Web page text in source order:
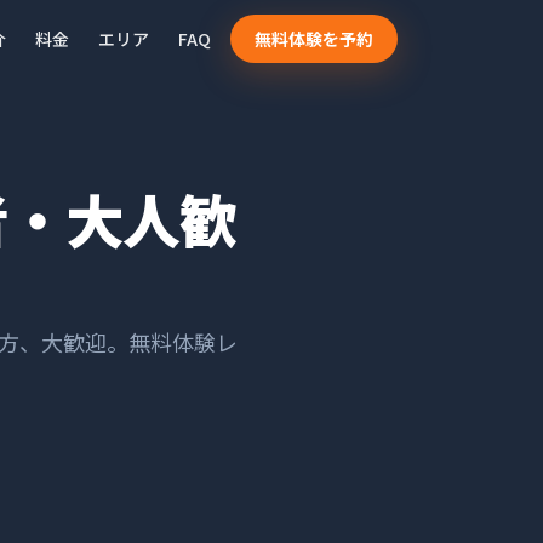
料金 エリア FAQ 無料体験を予約
大人歓
、大歓迎。無料体験レ